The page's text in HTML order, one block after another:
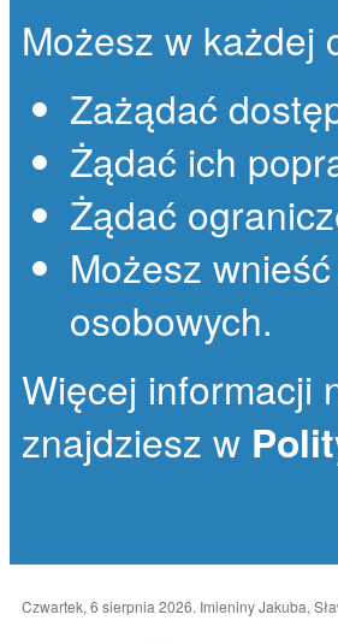
Możesz w każdej
Zażądać
Żądać ich
Żądać
Możesz
osobowych.
Więcej informacji
znajdziesz w
Czwartek, 6 sierpnia 2026. Imieniny Jakuba,